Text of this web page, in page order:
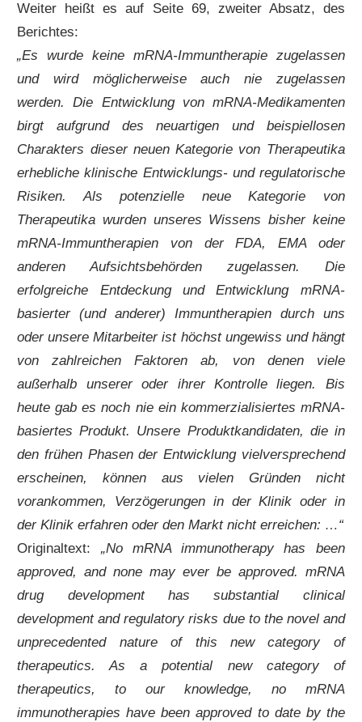
Weiter heißt es auf Seite 69, zweiter Absatz, des
Berichtes:
„Es wurde keine mRNA-Immuntherapie zugelassen
und wird möglicherweise auch nie zugelassen
werden. Die Entwicklung von mRNA-Medikamenten
birgt aufgrund des neuartigen und beispiellosen
Charakters dieser neuen Kategorie von Therapeutika
erhebliche klinische Entwicklungs- und regulatorische
Risiken. Als potenzielle neue Kategorie von
Therapeutika wurden unseres Wissens bisher keine
mRNA-Immuntherapien von der FDA, EMA oder
anderen Aufsichtsbehörden zugelassen. Die
erfolgreiche Entdeckung und Entwicklung mRNA-
basierter (und anderer) Immuntherapien durch uns
oder unsere Mitarbeiter ist höchst ungewiss und hängt
von zahlreichen Faktoren ab, von denen viele
außerhalb unserer oder ihrer Kontrolle liegen. Bis
heute gab es noch nie ein kommerzialisiertes mRNA-
basiertes Produkt. Unsere Produktkandidaten, die in
den frühen Phasen der Entwicklung vielversprechend
erscheinen, können aus vielen Gründen nicht
vorankommen, Verzögerungen in der Klinik oder in
der Klinik erfahren oder den Markt nicht erreichen: …“
Originaltext: „No mRNA immunotherapy has been
approved, and none may ever be approved. mRNA
drug development has substantial clinical
development and regulatory risks due to the novel and
unprecedented nature of this new category of
therapeutics. As a potential new category of
therapeutics, to our knowledge, no mRNA
immunotherapies have been approved to date by the